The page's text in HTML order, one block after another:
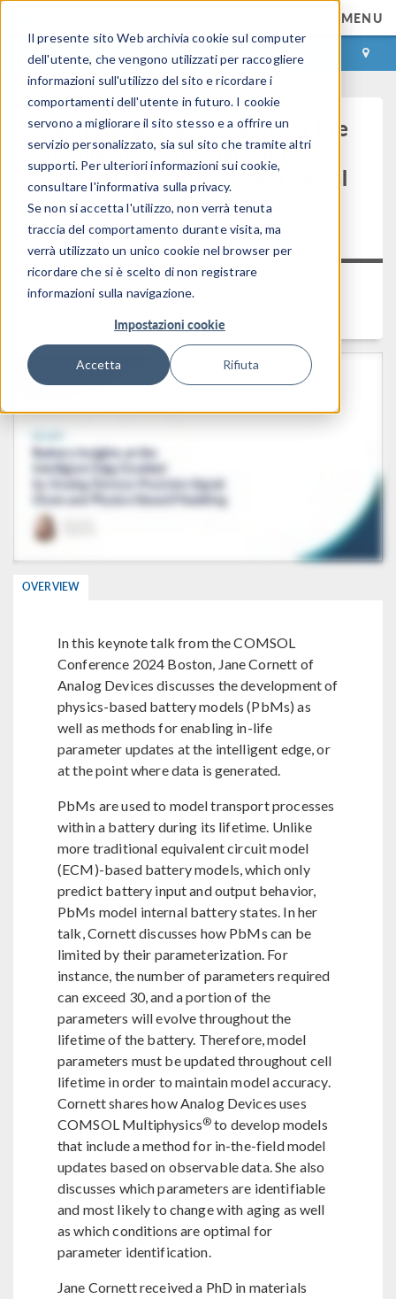
Il presente sito Web archivia cookie sul computer
dell'utente, che vengono utilizzati per raccogliere
informazioni sull'utilizzo del sito e ricordare i
comportamenti dell'utente in futuro. I cookie
servono a migliorare il sito stesso e a offrire un
servizio personalizzato, sia sul sito che tramite altri
supporti. Per ulteriori informazioni sui cookie,
consultare l'informativa sulla privacy.
Se non si accetta l'utilizzo, non verrà tenuta
traccia del comportamento durante visita, ma
verrà utilizzato un unico cookie nel browser per
ricordare che si è scelto di non registrare
informazioni sulla navigazione.
Impostazioni cookie
Accetta Rifiuta
MENU
ACCEDI CONTACT
Keynote: Battery Insights at the
Intelligent Edge Enabled by
Analog Devices Precision Signal
Chain and Physics-Based
Modeling
Back to Video Gallery
Duration: 21:27
OVERVIEW
In this keynote talk from the COMSOL
Conference 2024 Boston, Jane Cornett of
Analog Devices discusses the development of
physics-based battery models (PbMs) as
well as methods for enabling in-life
parameter updates at the intelligent edge, or
at the point where data is generated.
PbMs are used to model transport processes
within a battery during its lifetime. Unlike
more traditional equivalent circuit model
(ECM)-based battery models, which only
predict battery input and output behavior,
PbMs model internal battery states. In her
talk, Cornett discusses how PbMs can be
limited by their parameterization. For
instance, the number of parameters required
can exceed 30, and a portion of the
parameters will evolve throughout the
lifetime of the battery. Therefore, model
parameters must be updated throughout cell
lifetime in order to maintain model accuracy.
Cornett shares how Analog Devices uses
COMSOL Multiphysics® to develop models
that include a method for in-the-field model
updates based on observable data. She also
discusses which parameters are identifiable
and most likely to change with aging as well
as which conditions are optimal for
parameter identification.
Jane Cornett received a PhD in materials